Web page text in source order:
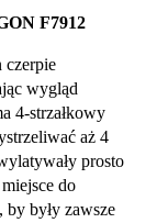
F7912
czerpie
wygląd
4-strzałkowy
aż 4
prosto
do
by były zawsze